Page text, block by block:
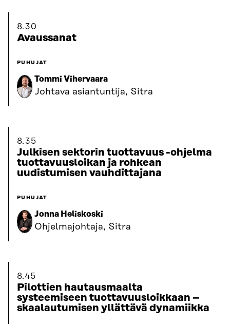
8.30
Avaussanat
PUHUJAT
Tommi Vihervaara
Johtava asiantuntija, Sitra
8.35
Julkisen sektorin tuottavuus -ohjelma
tuottavuusloikan ja rohkean
uudistumisen vauhdittajana
PUHUJAT
Jonna Heliskoski
Ohjelmajohtaja, Sitra
8.45
Pilottien hautausmaalta
systeemiseen tuottavuusloikkaan –
skaalautumisen yllättävä dynamiikka